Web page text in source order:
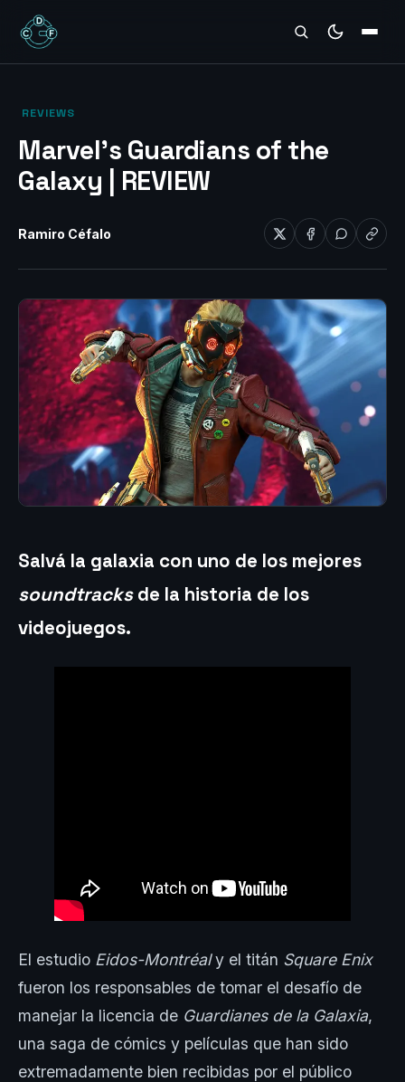
REVIEWS
‎ REVIEWS‎
Marvel’s Guardians of the
Galaxy | REVIEW
Ramiro Céfalo
Salvá la galaxia con uno de los mejores
soundtracksde la historia de los
videojuegos.
El estudio Eidos-Montréaly el titán Square Enix
fueron los responsables de tomar el desafío de
manejar la licencia de Guardianes de la Galaxia,
una saga de cómics y películas que han sido
extremadamente bien recibidas por el público